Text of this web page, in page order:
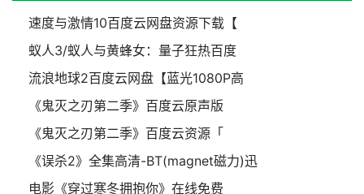
速度与激情10百度云网盘资源下载【
蚁人3/蚁人与黄蜂女：量子狂热百度
流浪地球2百度云网盘【蓝光1080P高
《鬼灭之刃第二季》百度云原声版
《鬼灭之刃第二季》百度云资源「
《误杀2》全集高清-BT(magnet磁力)迅
电影《穿过寒冬拥抱你》在线免费